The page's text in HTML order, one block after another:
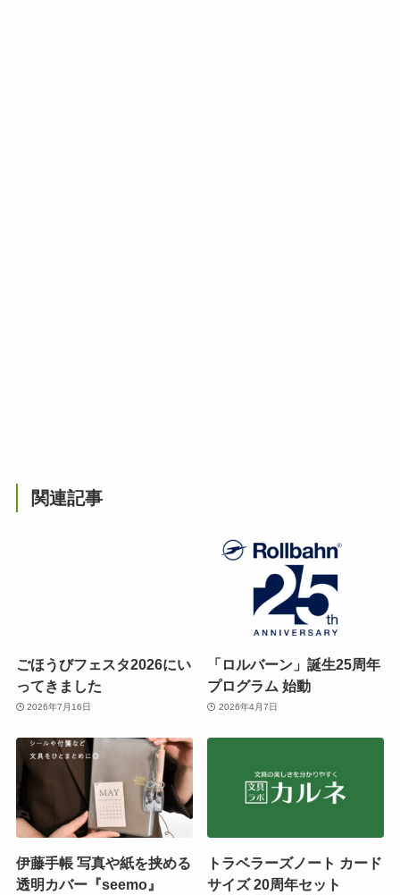
関連記事
ごほうびフェスタ2026にい
ってきました
2026年7月16日
「ロルバーン」誕生25周年
プログラム 始動
2026年4月7日
伊藤手帳 写真や紙を挟める
透明カバー『seemo』
トラベラーズノート カード
サイズ 20周年セット